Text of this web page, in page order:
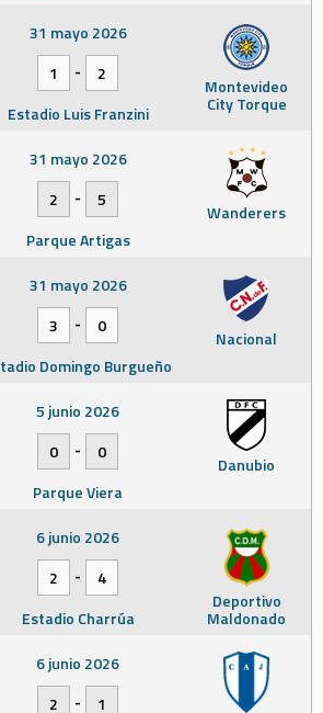
Montevideo
City Torque
31 mayo 2026
1
-
2
Estadio Luis Franzini
Wanderers
31 mayo 2026
2
-
5
Parque Artigas
Nacional
31 mayo 2026
3
-
0
Domingo Burgueño
Danubio
5 junio 2026
0
-
0
Parque Viera
Deportivo
Maldonado
6 junio 2026
2
-
4
Estadio Charrúa
6 junio 2026
2
-
1